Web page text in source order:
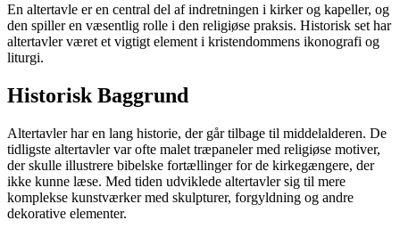
En altertavle er en central del af indretningen i kirker og kapeller, og
den spiller en væsentlig rolle i den religiøse praksis. Historisk set har
altertavler været et vigtigt element i kristendommens ikonografi og
liturgi.
Historisk Baggrund
Altertavler har en lang historie, der går tilbage til middelalderen. De
tidligste altertavler var ofte malet træpaneler med religiøse motiver,
der skulle illustrere bibelske fortællinger for de kirkegængere, der
ikke kunne læse. Med tiden udviklede altertavler sig til mere
komplekse kunstværker med skulpturer, forgyldning og andre
dekorative elementer.